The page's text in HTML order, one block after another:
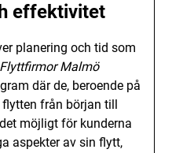
effektivitet
planering och tid som
Flyttfirmor Malmö
där de, beroende på
flytten från början till
möjligt för kunderna
aspekter av sin flytt,